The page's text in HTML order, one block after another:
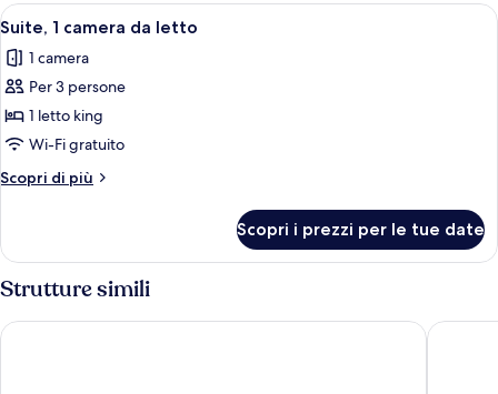
letto
Apri
tutte
le
foto
per
Suite,
1
camera
letto
Camera d'albergo con un letto, una
7
Suite, 1 camera da letto
1 camera
Per 3 persone
1 letto king
Wi-Fi gratuito
Scopri di più
Altri
1
da
Scopri i prezzi per le tue date
Strutture simili
Hilton Garden Inn Frankfurt City Centre Scandic